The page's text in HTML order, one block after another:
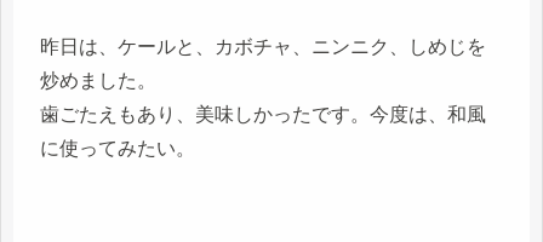
昨日は、ケールと、カボチャ、ニンニク、しめじを
炒めました。
歯ごたえもあり、美味しかったです。今度は、和風
に使ってみたい。